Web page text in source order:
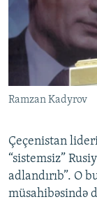
VIDEO
FOTOQALEREYA
İNFOQRAFIKA
KARIKATURA
RADIO ARXIV
OXU ZALI
AZƏRBAYCAN
İSLAM VƏ
HAQQIMIZDA
MISSIYAMIZ
PEŞƏ ETIKASI VƏ
BIZIMLƏ ƏLAQƏ
XƏBƏR
RFE/RL-in
Ramzan Kadyrov
Çeçenistan
“sistemsiz”
adlandırıb”. O
müsahibəsində